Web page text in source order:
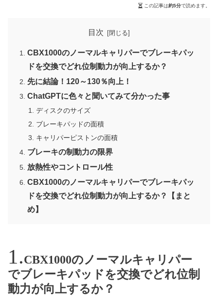
この記事は約5分で読めます。
目次
CBX1000のノーマルキャリパーでブレーキパッ
ドを交換でどれ位制動力が向上するか？
先に結論！120～130％向上！
ChatGPTに色々と聞いてみて分かった事
ディスクのサイズ
ブレーキパッドの面積
キャリパーピストンの面積
ブレーキの制動力の限界
放熱性やコントロール性
CBX1000のノーマルキャリパーでブレーキパッ
ドを交換でどれ位制動力が向上するか？【まと
め】
CBX1000のノーマルキャリパー
でブレーキパッドを交換でどれ位制
動力が向上するか？